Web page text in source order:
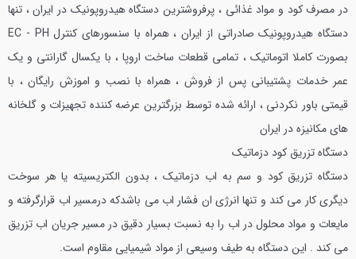
در مصرف كود و مواد غذائي ، پرفروشترين دستگاه هیدروپونیک در ايران ، تنها
دستگاه هیدروپونیک صادراتي از ايران ، همراه با سنسورهاي كنترل EC - PH
بصورت كاملا اتوماتيك ، تمامي قطعات ساخت اروپا ، با يكسال گارانتي و يك
عمر خدمات پشتيباني پس از فروش ، همراه با نصب و اموزش رايگان ، با
قيمتي باور نكردني ، ارائه شده توسط بزرگترين عرضه كننده تجهيزات و گلخانه
هاي مكانيزه در ايران
دستگاه تزريق كود دزماتيك
دستگاه تزريق كود و سم به اب دزماتيك ، بدون الكتريسيته يا هر سوخت
ديگري كار مي كند و تنها انرژي ان فشار اب مي باشدكه درمسير اب قرارگرفته و
مايعات و مواد محلول در اب را به نسبت بسيار دقيق در مسير جريان اب تزريق
مي كند . اين دستگاه به طيف وسيعي از مواد شيميايي مقاوم است.